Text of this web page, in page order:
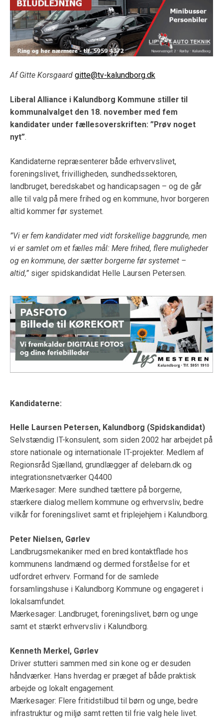
Af Gitte Korsgaard gitte@tv-kalundborg.dk
Liberal Alliance i Kalundborg Kommune stiller til
kommunalvalget den 18. november med fem
kandidater under fællesoverskriften: ”Prøv noget
nyt”.
Kandidaterne repræsenterer både erhvervslivet,
foreningslivet, frivilligheden, sundhedssektoren,
landbruget, beredskabet og handicapsagen – og de går
alle til valg på mere frihed og en kommune, hvor borgeren
altid kommer før systemet.
”Vi er fem kandidater med vidt forskellige baggrunde, men
vi er samlet om et fælles mål: Mere frihed, flere muligheder
og en kommune, der sætter borgerne før systemet –
altid,” siger spidskandidat Helle Laursen Petersen.
Kandidaterne:
Helle Laursen Petersen, Kalundborg (Spidskandidat)
Selvstændig IT-konsulent, som siden 2002 har arbejdet på
store nationale og internationale IT-projekter. Medlem af
Regionsråd Sjælland, grundlægger af delebarn.dk og
integrationsnetværker Q4400
Mærkesager: Mere sundhed tættere på borgerne,
stærkere dialog mellem kommune og erhvervsliv, bedre
vilkår for foreningslivet samt et friplejehjem i Kalundborg.
Peter Nielsen, Gørlev
Landbrugsmekaniker med en bred kontaktflade hos
kommunens landmænd og dermed forståelse for et
udfordret erhverv. Formand for de samlede
forsamlingshuse i Kalundborg Kommune og engageret i
lokalsamfundet.
Mærkesager: Landbruget, foreningslivet, børn og unge
samt et stærkt erhvervsliv i Kalundborg.
Kenneth Merkel, Gørlev
Driver stutteri sammen med sin kone og er desuden
håndværker. Hans hverdag er præget af både praktisk
arbejde og lokalt engagement.
Mærkesager: Flere fritidstilbud til børn og unge, bedre
infrastruktur og miljø samt retten til frie valg hele livet.